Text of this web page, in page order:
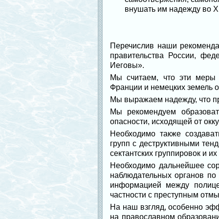
внушать им надежду во
Перечислив наши
правительства России,
Иеговы».
Мы считаем, что эти меры
Франции и немецких земель
Мы выражаем надежду, что
Мы рекомендуем
опасности, исходящей от
Необходимо также
групп с деструктивными
сектантских группировок и
Необходимо дальнейшее
наблюдательных органов
информацией между
частности с преступным
На наш взгляд, особенно
на православном